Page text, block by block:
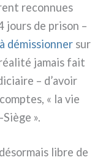
recon­nues
jours de pri­son –
démis­sion­ner sur
réa­li­té jamais fait
– d’avoir
« la vie
».
libre de